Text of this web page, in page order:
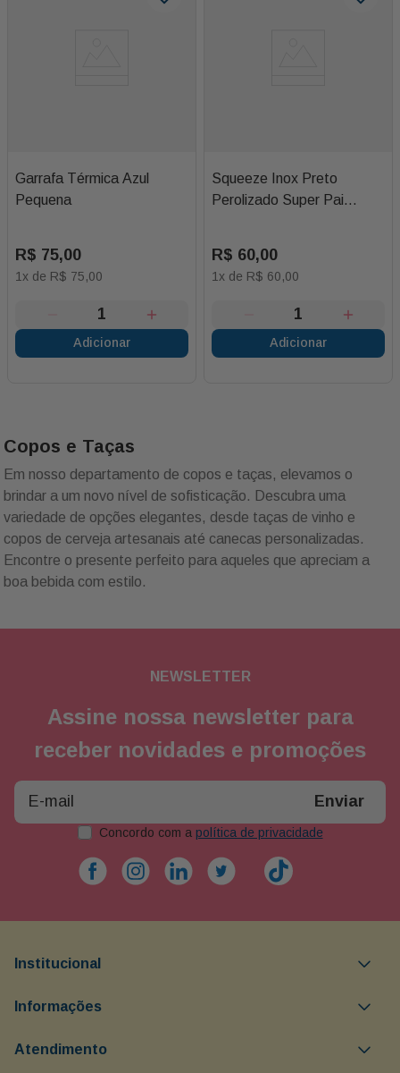
Garrafa Térmica Azul
Pequena
R$ 75,00
1x de R$ 75,00
Adicionar
Squeeze Inox Preto
Perolizado Super Pai
R$ 60,00
1x de R$ 60,00
Adicionar
Copos e Taças
Em nosso departamento de copos e taças, elevamos o
brindar a um novo nível de sofisticação. Descubra uma
variedade de opções elegantes, desde taças de vinho e
copos de cerveja artesanais até canecas personalizadas.
Encontre o presente perfeito para aqueles que apreciam a
boa bebida com estilo.
NEWSLETTER
Assine nossa newsletter para
receber novidades e promoções
Enviar
Concordo com a política de privacidade
Institucional
Informações
Atendimento